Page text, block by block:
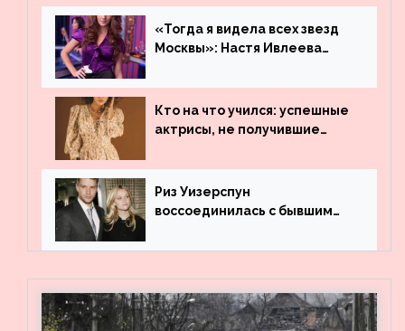
«Тогда я видела всех звезд
Москвы»: Настя Ивлеева
популярности и выложила
архивные фото
Кто на что учился: успешные
актрисы, не получившие
Риз Уизерспун
воссоединилась с бывшим